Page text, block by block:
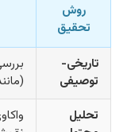
روش
تحقیق
تاریخی-
توصیفی
تحلیل